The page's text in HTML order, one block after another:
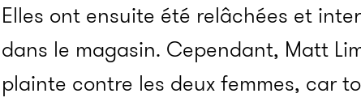
Elles ont ensuite été relâchées et
dans le magasin. Cependant, Matt
plainte contre les deux femmes, car